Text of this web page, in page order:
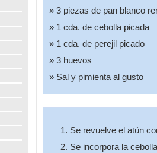
3 piezas de pan blanco
1 cda. de cebolla picada
1 cda. de perejil picado
3 huevos
Sal y pimienta al gusto
Se revuelve el atún
Se incorpora la